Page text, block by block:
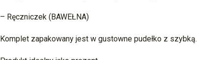
– Ręczniczek (BAWEŁNA)
Komplet zapakowany jest w gustowne pudełko z szybką.